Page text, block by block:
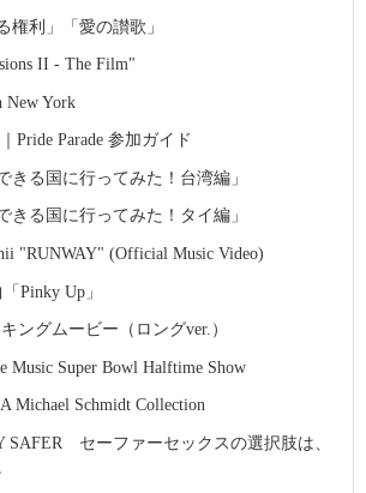
権利」「愛の讃歌」
II - The Film"
New York
Pride Parade 参加ガイド
きる国に行ってみた！台湾編」
きる国に行ってみた！タイ編」
"RUNWAY" (Official Music Video)
Pinky Up」
ングムービー（ロングver.）
Music Super Bowl Halftime Show
Michael Schmidt Collection
SAFER セーファーセックスの選択肢は、